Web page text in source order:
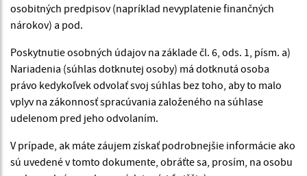
osobitných predpisov (napríklad nevyplatenie finančných
nárokov) a pod.
Poskytnutie osobných údajov na základe čl. 6, ods. 1, písm. a)
Nariadenia (súhlas dotknutej osoby) má dotknutá osoba
právo kedykoľvek odvolať svoj súhlas bez toho, aby to malo
vplyv na zákonnosť spracúvania založeného na súhlase
udelenom pred jeho odvolaním.
V prípade, ak máte záujem získať podrobnejšie informácie ako
sú uvedené v tomto dokumente, obráťte sa, prosím, na osobu